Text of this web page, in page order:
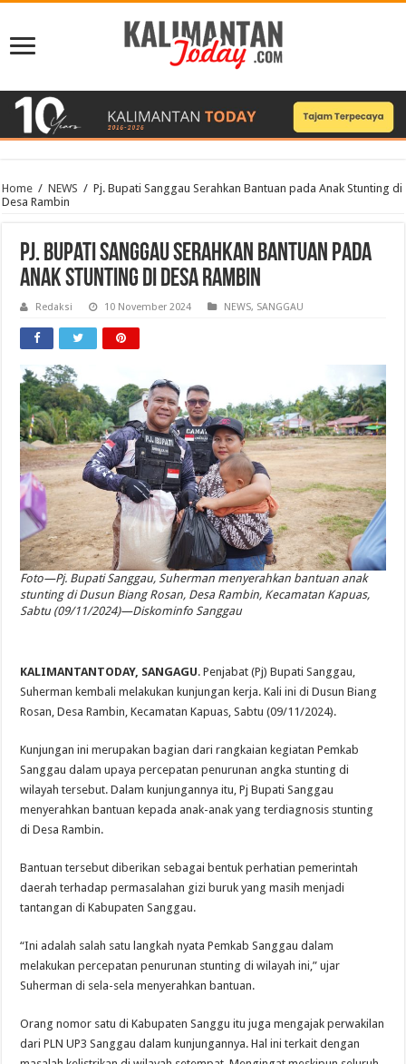
Home / NEWS / Pj. Bupati Sanggau Serahkan Bantuan pada Anak Stunting di
Desa Rambin
Pj. Bupati Sanggau Serahkan Bantuan pada
Anak Stunting di Desa Rambin
Redaksi 10 November 2024 NEWS, SANGGAU
Foto—Pj. Bupati Sanggau, Suherman menyerahkan bantuan anak
stunting di Dusun Biang Rosan, Desa Rambin, Kecamatan Kapuas,
Sabtu (09/11/2024)—Diskominfo Sanggau
KALIMANTANTODAY, SANGAGU. Penjabat (Pj) Bupati Sanggau,
Suherman kembali melakukan kunjungan kerja. Kali ini di Dusun Biang
Rosan, Desa Rambin, Kecamatan Kapuas, Sabtu (09/11/2024).
Kunjungan ini merupakan bagian dari rangkaian kegiatan Pemkab
Sanggau dalam upaya percepatan penurunan angka stunting di
wilayah tersebut. Dalam kunjungannya itu, Pj Bupati Sanggau
menyerahkan bantuan kepada anak-anak yang terdiagnosis stunting
di Desa Rambin.
Bantuan tersebut diberikan sebagai bentuk perhatian pemerintah
daerah terhadap permasalahan gizi buruk yang masih menjadi
tantangan di Kabupaten Sanggau.
“Ini adalah salah satu langkah nyata Pemkab Sanggau dalam
melakukan percepatan penurunan stunting di wilayah ini,” ujar
Suherman di sela-sela menyerahkan bantuan.
Orang nomor satu di Kabupaten Sanggu itu juga mengajak perwakilan
dari PLN UP3 Sanggau dalam kunjungannya. Hal ini terkait dengan